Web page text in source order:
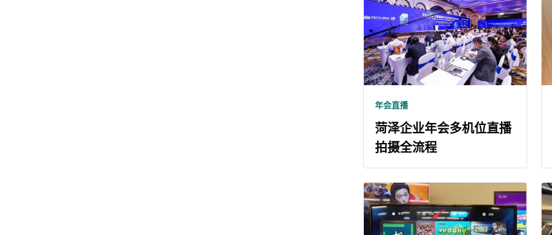
年会直播
菏泽企业年会多机位直播
拍摄全流程